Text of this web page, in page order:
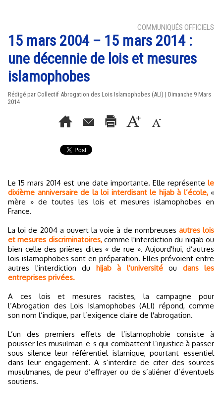
COMMUNIQUÉS OFFICIELS
15 mars 2004 – 15 mars 2014 :
une décennie de lois et mesures
islamophobes
Rédigé par Collectif Abrogation des Lois Islamophobes (ALI) | Dimanche 9 Mars
2014
Le 15 mars 2014 est une date importante. Elle représente le
dixième anniversaire de la loi interdisant le hijab à l’école,«
mère » de toutes les lois et mesures islamophobes en
France.
La loi de 2004 a ouvert la voie à de nombreuses autres lois
et mesures discriminatoires,comme l'interdiction du niqab ou
bien celle des prières dites « de rue ». Aujourd'hui, d’autres
lois islamophobes sont en préparation. Elles prévoient entre
autres l'interdiction du hijab à l'universitéou dans les
entreprises privées.
A ces lois et mesures racistes, la campagne pour
l’Abrogation des Lois Islamophobes (ALI) répond, comme
son nom l’indique, par l’exigence claire de l'abrogation.
L’un des premiers effets de l’islamophobie consiste à
pousser les musulman-e-s qui combattent l’injustice à passer
sous silence leur référentiel islamique, pourtant essentiel
dans leur engagement. A s’interdire de citer des sources
musulmanes, de peur d’effrayer ou de s’aliéner d’éventuels
soutiens.